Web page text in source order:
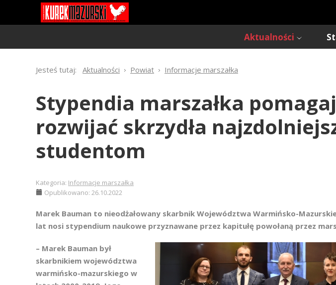
Aktualności
Jesteś tutaj: Aktualności Powiat Informacje marszałka
Stypendia marszałka
rozwijać skrzydła
studentom
Kategoria: Informacje marszałka
Opublikowano: 26.10.2022
Marek Bauman to nieodżałowany skarbnik Województwa Warmińsko-
lat nosi stypendium naukowe przyznawane przez kapitułę powołaną przez
– Marek Bauman był
skarbnikiem województwa
warmińsko-mazurskiego w